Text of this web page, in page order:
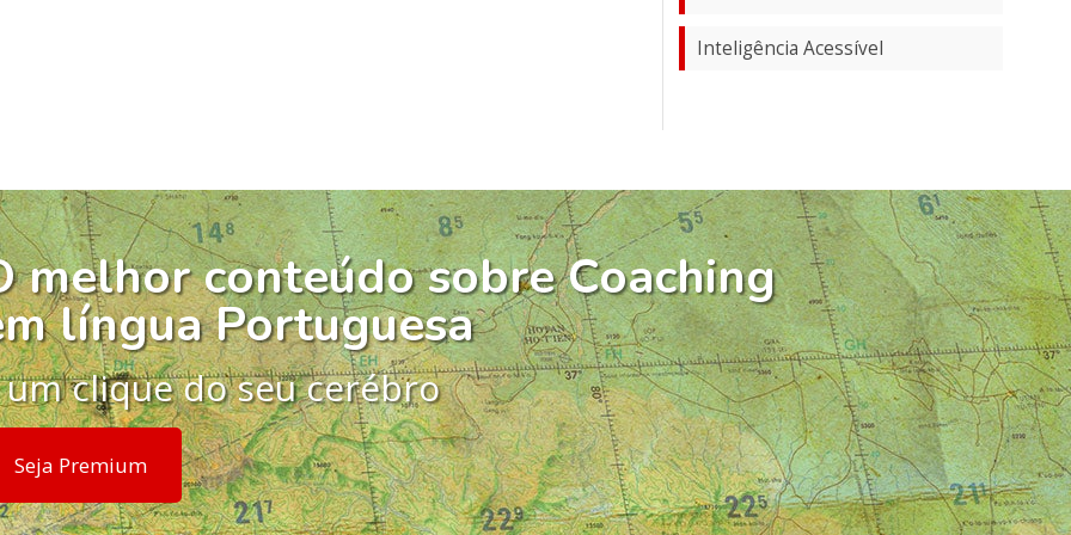
Inteligência Acessível
melhor conteúdo sobre Coaching
língua Portuguesa
um clique do seu cerébro
Seja Premium